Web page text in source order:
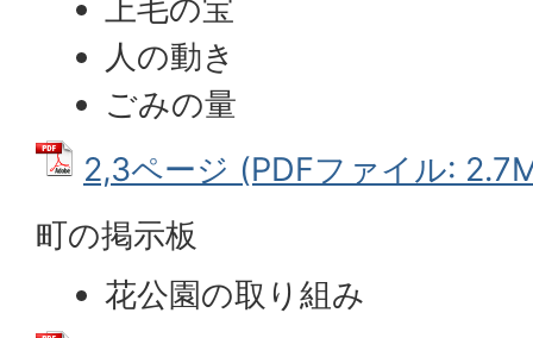
上毛の宝
人の動き
ごみの量
2,3ページ (PDFファイル:
町の掲示板
花公園の取り組み